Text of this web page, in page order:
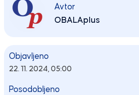
Avtor
OBALAplus
Objavljeno
22. 11. 2024, 05:00
Posodobljeno